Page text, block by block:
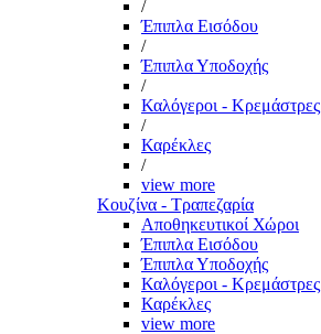
/
Έπιπλα Εισόδου
/
Έπιπλα Υποδοχής
/
Καλόγεροι - Κρεμάστρες
/
Καρέκλες
/
view more
Κουζίνα - Τραπεζαρία
Αποθηκευτικοί Χώροι
Έπιπλα Εισόδου
Έπιπλα Υποδοχής
Καλόγεροι - Κρεμάστρες
Καρέκλες
view more